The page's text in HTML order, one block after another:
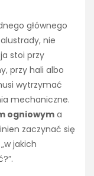
głównego
nie
stoi przy
przy hali albo
wytrzymać
mechaniczne.
ogniowym a
zaczynać się
jakich